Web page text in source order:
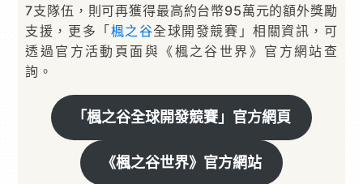
7支隊伍，則可再獲得最高約台幣95萬元的額外獎勵
支援，更多「 楓之谷全球開發競賽」相關資訊，可
透過官方活動頁面與《楓之谷世界》官方網站查
詢。
「楓之谷全球開發競賽」官方網頁
《楓之谷世界》官方網站